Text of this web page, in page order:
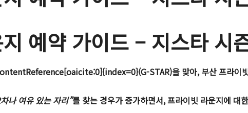
예약 가이드 – 지스타 시
STAR)을 맞아,부산 프라이
나 여유 있는 자리”를 찾는 경우가 증가하면서, 프라이빗 라운지에 대